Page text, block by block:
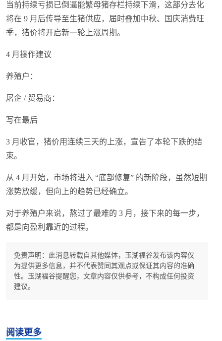
当前持续亏损已倒逼能繁母猪存栏持续下滑，这部分去化
将在 9 月后传导至生猪供应，届时叠加中秋、国庆消费旺
季，猪价将开启新一轮上涨周期。
4 月操作建议
养殖户：
屠企 / 贸易商：
写在最后
3 月收官，猪价用连续三天的上涨，宣告了本轮下跌的结
束。
从 4 月开始，市场将进入 “底部修复” 的新阶段，虽然短期
涨势放缓，但向上的趋势已经确立。
对于养殖户来说，熬过了最难的 3 月，接下来的每一步，
都是向盈利靠近的过程。
免责声明：此消息转载自其他媒体，玉湖福谷发布该内容仅
为提供更多信息，并不代表赞同其观点或保证其内容的准确
性。玉湖福谷提醒您，文章内容仅供参考，不构成任何投资
建议。
阅读更多